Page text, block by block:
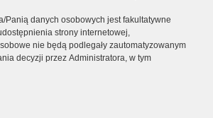
Panią danych osobowych jest fakultatywne
strony internetowej,
nie będą podlegały zautomatyzowanym
decyzji przez Administratora, w tym